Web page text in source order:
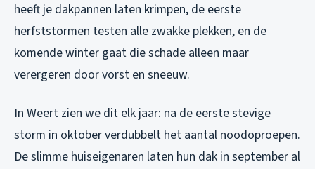
heeft je dakpannen laten krimpen, de eerste
herfststormen testen alle zwakke plekken, en de
komende winter gaat die schade alleen maar
verergeren door vorst en sneeuw.
In Weert zien we dit elk jaar: na de eerste stevige
storm in oktober verdubbelt het aantal noodoproepen.
De slimme huiseigenaren laten hun dak in september al